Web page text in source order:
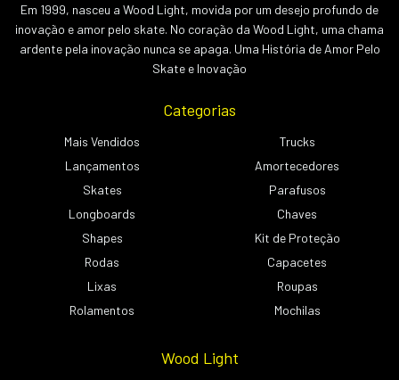
Em 1999, nasceu a Wood Light, movida por um desejo profundo de
inovação e amor pelo skate. No coração da Wood Light, uma chama
ardente pela inovação nunca se apaga. Uma História de Amor Pelo
Skate e Inovação
Categorias
Mais Vendidos
Lançamentos
Skates
Longboards
Shapes
Rodas
Lixas
Rolamentos
Trucks
Amortecedores
Parafusos
Chaves
Kit de Proteção
Capacetes
Roupas
Mochilas
Wood Light